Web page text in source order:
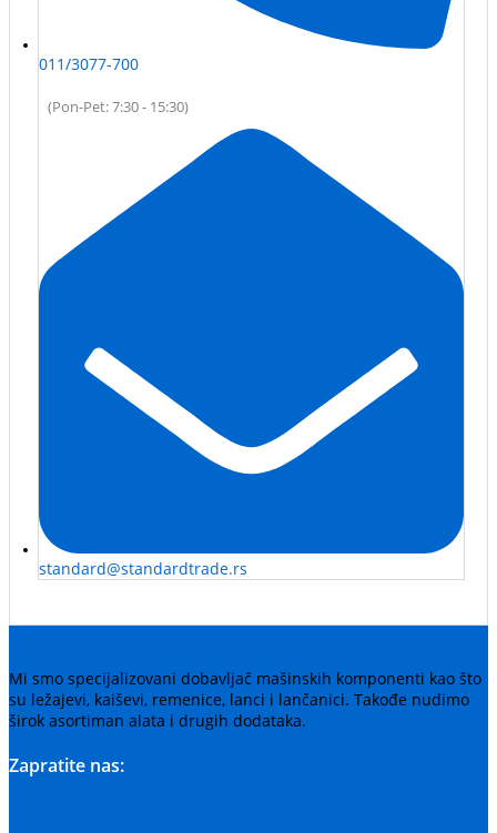
011/3077-700
(Pon-Pet: 7:30 - 15:30)
standard@standardtrade.rs
Mi smo specijalizovani dobavljač mašinskih komponenti kao što
su ležajevi, kaiševi, remenice, lanci i lančanici. Takođe nudimo
širok asortiman alata i drugih dodataka.
Zapratite nas: